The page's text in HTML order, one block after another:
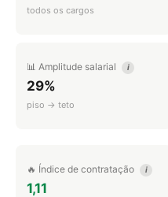
todos os cargos
📊 Amplitude salarial i
29%
piso → teto
🔥 Índice de contratação i
1,11